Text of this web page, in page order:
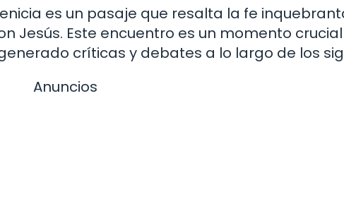
es un pasaje que resalta la fe
Jesús. Este encuentro es un momento
críticas y debates a lo largo de los
Anuncios